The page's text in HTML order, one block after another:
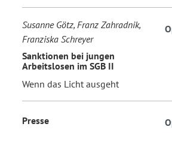
Susanne Götz, Franz Zahradnik,
Franziska Schreyer
Sanktionen bei jungen
Arbeitslosen im SGB II
Wenn das Licht ausgeht
Presse